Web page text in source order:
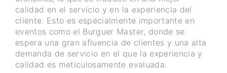
calidad en el servicio y en la experiencia del
cliente. Esto es especialmente importante en
eventos como el Burguer Master, donde se
espera una gran afluencia de clientes y una alta
demanda de servicio en el que la experiencia y
calidad es meticulosamente evaluada.